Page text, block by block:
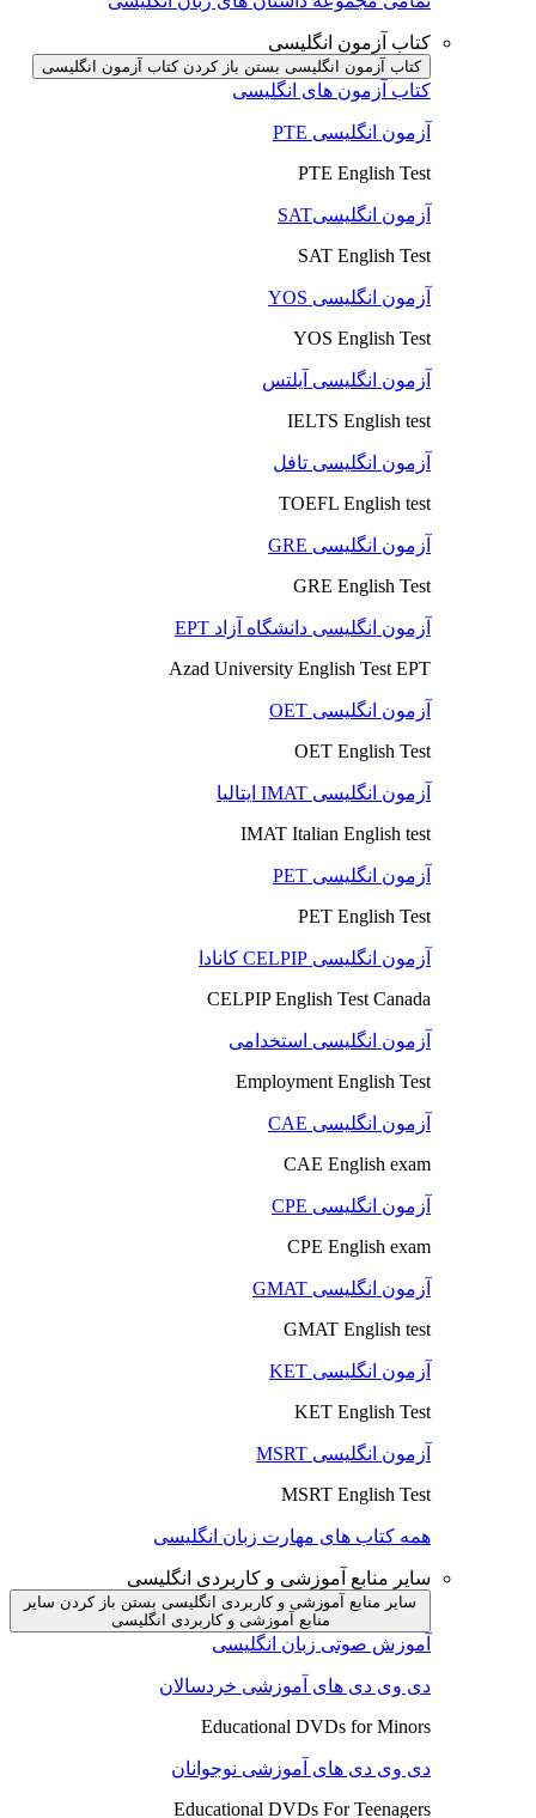
کتاب آزمون انگلیسی
کتاب آزمون انگلیسی بستن باز کردن کتاب آزمون انگلیسی
کتاب آزمون های انگلیسی
آزمون انگلیسی PTE
PTE English Test
آزمون انگلیسیSAT
SAT English Test
آزمون انگلیسی YOS
YOS English Test
آزمون انگلیسی آیلتس
IELTS English test
آزمون انگلیسی تافل
TOEFL English test
آزمون انگلیسی GRE
GRE English Test
آزمون انگلیسی دانشگاه آزاد EPT
Azad University English Test EPT
آزمون انگلیسی OET
OET English Test
آزمون انگلیسی IMAT ایتالیا
IMAT Italian English test
آزمون انگلیسی PET
PET English Test
آزمون انگلیسی CELPIP کانادا
CELPIP English Test Canada
آزمون انگلیسی استخدامی
Employment English Test
آزمون انگلیسی CAE
CAE English exam
آزمون انگلیسی CPE
CPE English exam
آزمون انگلیسی GMAT
GMAT English test
آزمون انگلیسی KET
KET English Test
آزمون انگلیسی MSRT
MSRT English Test
همه کتاب های مهارت زبان انگلیسی
سایر منابع آموزشی و کاربردی انگلیسی
سایر منابع آموزشی و کاربردی انگلیسی بستن باز کردن سایر
منابع آموزشی و کاربردی انگلیسی
آموزش صوتی زبان انگلیسی
دی وی دی های آموزشی خردسالان
Educational DVDs for Minors
دی وی دی های آموزشی نوجوانان
Educational DVDs For Teenagers